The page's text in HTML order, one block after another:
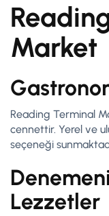
Market
Reading Terminal
cennettir. Yerel ve
seçeneği
Lezzetler